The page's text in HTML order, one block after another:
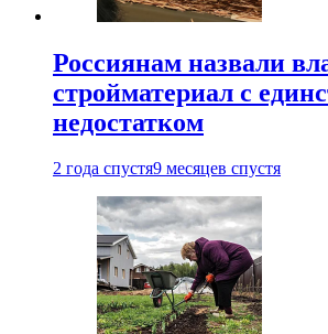
Россиянам назвали
стройматериал с
недостатком
2 года спустя9 месяцев спустя